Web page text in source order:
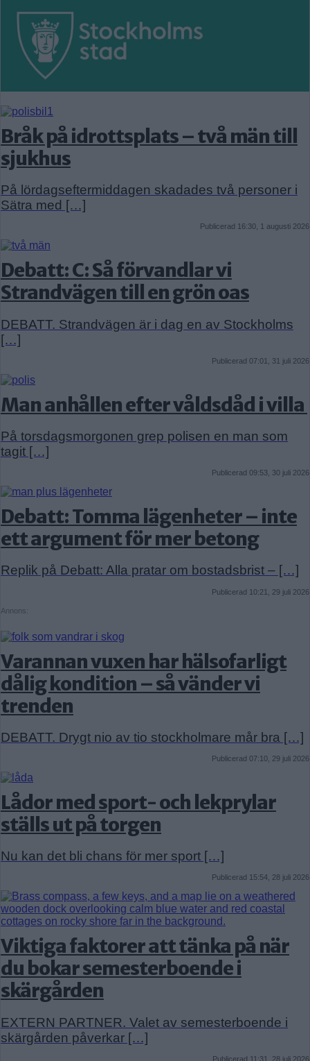
Bråk på idrottsplats – två män till
sjukhus
På lördagseftermiddagen skadades två personer i
Sätra med […]
Publicerad 16:30, 1 augusti 2026
Debatt: C: Så förvandlar vi
Strandvägen till en grön oas
DEBATT. Strandvägen är i dag en av Stockholms
[…]
Publicerad 07:01, 31 juli 2026
Man anhållen efter våldsdåd i villa
På torsdagsmorgonen grep polisen en man som
tagit […]
Publicerad 09:53, 30 juli 2026
Debatt: Tomma lägenheter – inte
ett argument för mer betong
Replik på Debatt: Alla pratar om bostadsbrist – […]
Publicerad 10:21, 29 juli 2026
Annons:
Varannan vuxen har hälsofarligt
dålig kondition – så vänder vi
trenden
DEBATT. Drygt nio av tio stockholmare mår bra […]
Publicerad 07:10, 29 juli 2026
Lådor med sport- och lekprylar
ställs ut på torgen
Nu kan det bli chans för mer sport […]
Publicerad 15:54, 28 juli 2026
Viktiga faktorer att tänka på när
du bokar semesterboende i
skärgården
EXTERN PARTNER. Valet av semesterboende i
skärgården påverkar […]
Publicerad 11:31, 28 juli 2026